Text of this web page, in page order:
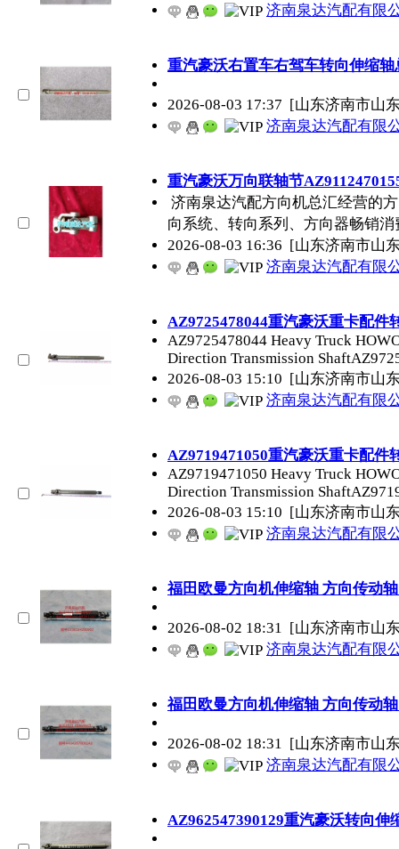
济南泉达汽配有限
重汽豪沃右置车右驾车转向伸缩
2026-08-03 17:37 [山东济南市山
济南泉达汽配有限
重汽豪沃万向联轴节
济南泉达汽配方向机总汇经营的
向系统、转向系列、方向器畅销
2026-08-03 16:36 [山东济南市山
济南泉达汽配有限
AZ9725478044重汽豪沃重卡配件
AZ9725478044 Heavy Truck
Direction Transmission
2026-08-03 15:10 [山东济南市山
济南泉达汽配有限
AZ9719471050重汽豪沃重卡配件
AZ9719471050 Heavy Truck
Direction Transmission
2026-08-03 15:10 [山东济南市山
济南泉达汽配有限
福田欧曼方向机伸缩轴 方向传动
2026-08-02 18:31 [山东济南市山
济南泉达汽配有限
福田欧曼方向机伸缩轴 方向传动
2026-08-02 18:31 [山东济南市山
济南泉达汽配有限
AZ962547390129重汽豪沃转向伸